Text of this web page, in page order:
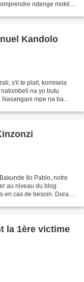
ndenge mokili
Kandolo
s'il te plait, komisela
na yo butu
Nasangani mpe na ba
Ilo Pablo, notre
au niveau du blog
en cas de besoin. Durant
la 1ère victime